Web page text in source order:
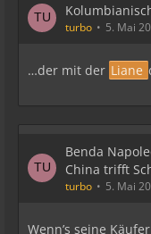
turbo 5. Mai
…der mit der Liane
Benda
China trifft
turbo 5. Mai
Wenn’s seine